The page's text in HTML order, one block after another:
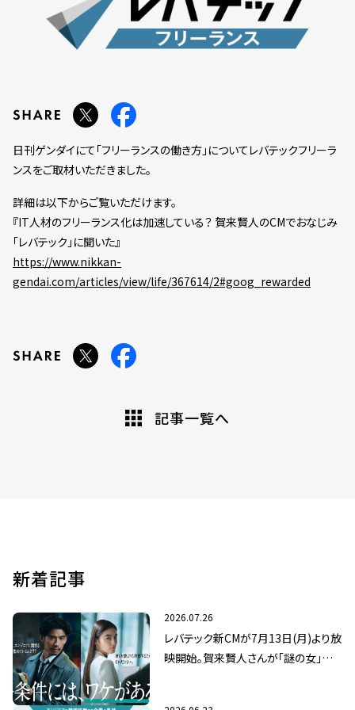
日刊ゲンダイにて「フリーランスの働き方」についてレバテックフリーラ
ンスをご取材いただきました。
詳細は以下からご覧いただけます。
『IT人材のフリーランス化は加速している？ 賀来賢人のCMでおなじみ
「レバテック」に聞いた』
https://www.nikkan-
gendai.com/articles/view/life/367614/2#goog_rewarded
記事一覧へ
新着記事
2026.07.26
レバテック新CMが7月13日(月)より放
映開始。賀来賢人さんが「謎の女」八